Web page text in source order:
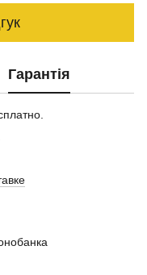
Гарантія